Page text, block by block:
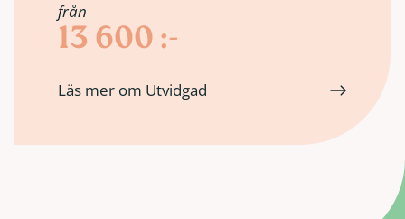
från
13 600 :-
Läs mer om Utvidgad